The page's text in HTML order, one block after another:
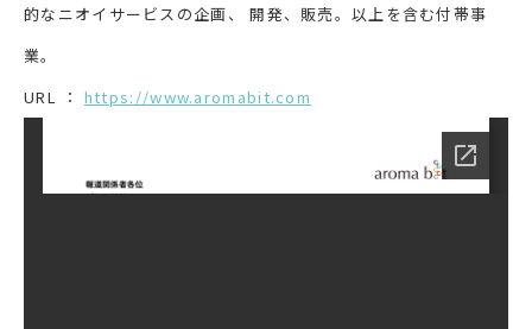
的なニオイサービスの企画、 開発、販売。以上を含む付帯事
業。
URL ： https://www.aromabit.com